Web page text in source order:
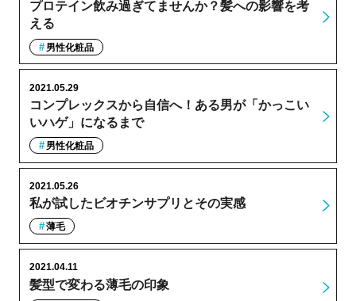
プロテイン飲み過ぎてませんか？髪への影響を考
える
男性化粧品
コンプレックスから自信へ！ある男が「かっこい
いハゲ」になるまで
2021.05.29
男性化粧品
私が試したビオチンサプリとその実感
2021.05.26
薄毛
髪型で変わる薄毛の印象
2021.04.11